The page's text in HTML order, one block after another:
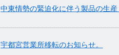
中東情勢の緊迫化に伴う製品の生
宇都宮営業所移転のお知らせ。